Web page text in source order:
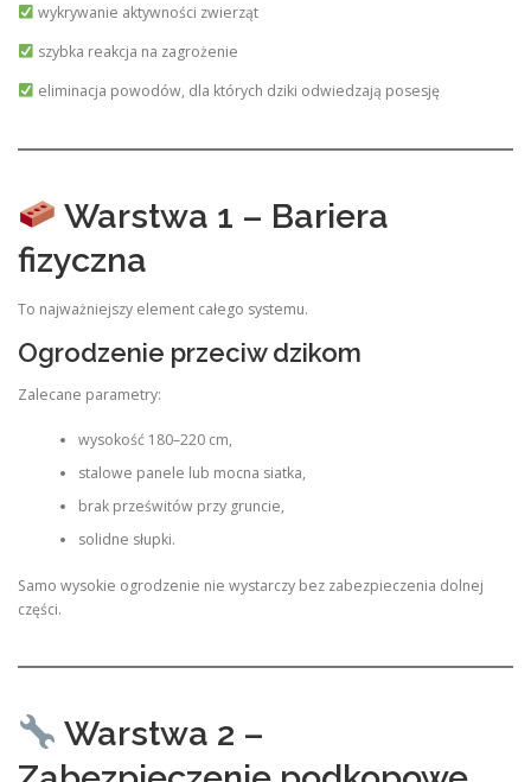
wykrywanie aktywności zwierząt
szybka reakcja na zagrożenie
eliminacja powodów, dla których dziki odwiedzają posesję
Warstwa 1 – Bariera
fizyczna
To najważniejszy element całego systemu.
Ogrodzenie przeciw dzikom
Zalecane parametry:
wysokość 180–220 cm,
stalowe panele lub mocna siatka,
brak prześwitów przy gruncie,
solidne słupki.
Samo wysokie ogrodzenie nie wystarczy bez zabezpieczenia dolnej
części.
Warstwa 2 –